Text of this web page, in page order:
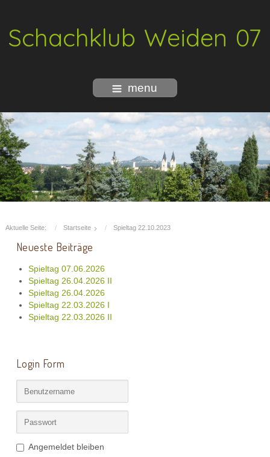
Schachklub Weiden 07
menu
Aktuelle Seite: Startseite Spieltag 22.10.2023
Neueste Beiträge
Spieltag 07.06.2026
Spieltag 26.04.2026 II
Spieltag 26.04.2026
Spieltag 22.03.2026 I
Spieltag 22.03.2026 II
Login Form
Angemeldet bleiben